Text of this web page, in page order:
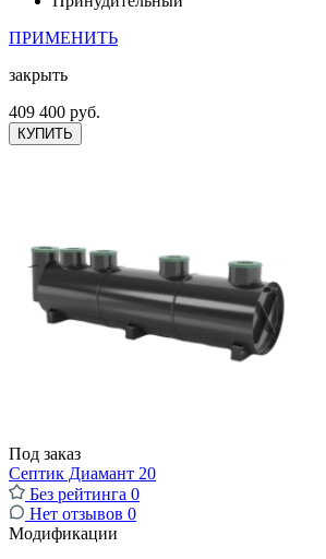
ПРИМЕНИТЬ
закрыть
409 400 руб.
КУПИТЬ
Под заказ
Септик Диамант 20
Без рейтинга 0
Нет отзывов 0
Модификации